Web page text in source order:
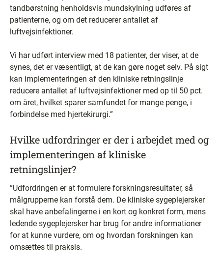
tandbørstning henholdsvis mundskylning udføres af
patienterne, og om det reducerer antallet af
luftvejsinfektioner.
Vi har udført interview med 18 patienter, der viser, at de
synes, det er væsentligt, at de kan gøre noget selv. På sigt
kan implementeringen af den kliniske retningslinje
reducere antallet af luftvejsinfektioner med op til 50 pct.
om året, hvilket sparer samfundet for mange penge, i
forbindelse med hjertekirurgi.”
Hvilke udfordringer er der i arbejdet med og
implementeringen af kliniske
retningslinjer?
”Udfordringen er at formulere forskningsresultater, så
målgrupperne kan forstå dem. De kliniske sygeplejersker
skal have anbefalingerne i en kort og konkret form, mens
ledende sygeplejersker har brug for andre informationer
for at kunne vurdere, om og hvordan forskningen kan
omsættes til praksis.